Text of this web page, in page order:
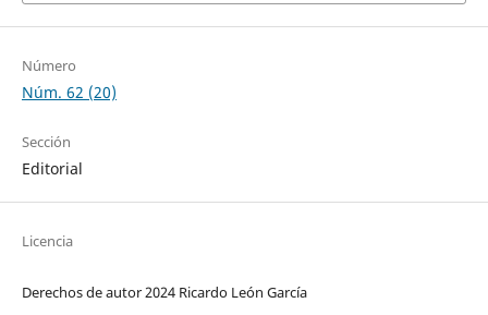
Número
Núm. 62 (20)
Sección
Editorial
Licencia
Derechos de autor 2024 Ricardo León García